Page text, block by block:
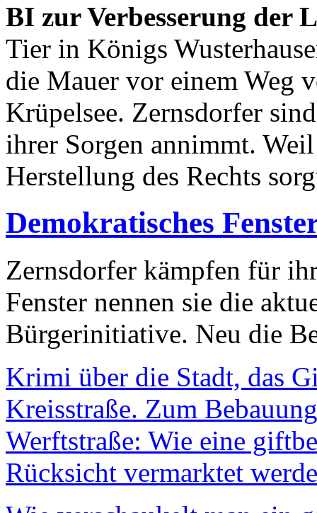
BI zur Verbesserung der
Tier in Königs
die Mauer vor einem Weg
Krüpelsee. Zernsdorfer
ihrer Sorgen annimmt.
Herstellung des Rechts
Demokratisches
Zernsdorfer kämpfen für
Fenster nennen sie die
Bürgerinitiative. Neu die
Krimi über die Stadt, das
Kreisstraße. Zum
Werftstraße: Wie eine
Rücksicht vermarktet